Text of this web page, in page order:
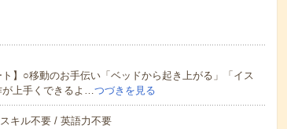
】○移動のお手伝い「ベッドから起き上がる」「イス
が上手くできるよ…つづきを見る
キル不要 / 英語力不要